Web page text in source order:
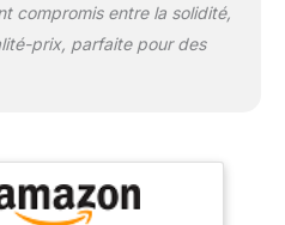
compromis entre la solidité,
prix, parfaite pour des